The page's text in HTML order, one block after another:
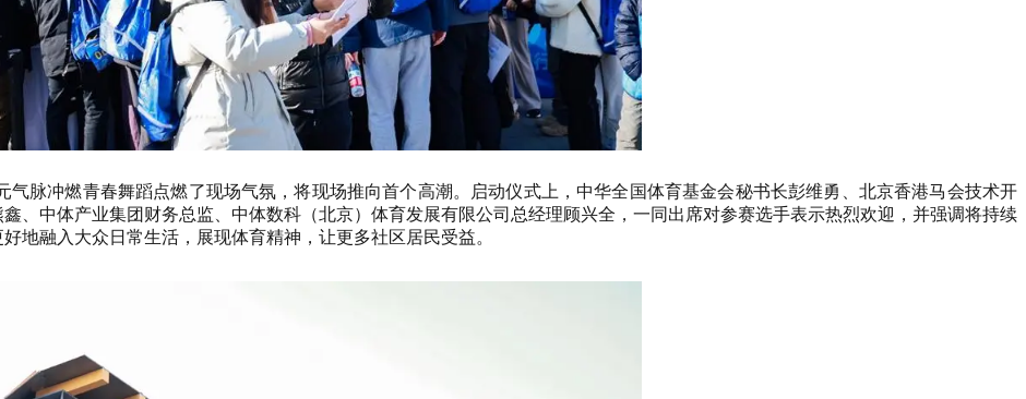
气脉冲燃青春舞蹈点燃了现场气氛，将现场推向首个高潮。启动仪式上，中华全国体育基金会秘书长彭维勇、北京香港马会技术开
、中体产业集团财务总监、中体数科（北京）体育发展有限公司总经理顾兴全，一同出席对参赛选手表示热烈欢迎，并强调将持续
地融入大众日常生活，展现体育精神，让更多社区居民受益。